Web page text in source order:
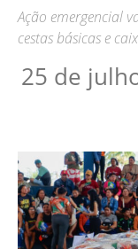
Ação emergencial
cestas básicas e
25 de